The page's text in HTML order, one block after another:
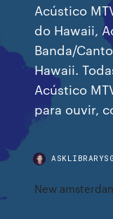
Acústico
do Hawaii,
Banda/
Hawaii.
Acústico
para ouvir,
New